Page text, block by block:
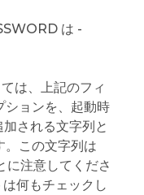
は -
は、上記のフィ
ションを、起動時
される文字列と
。この文字列は
に注意してくださ
何もチェックし